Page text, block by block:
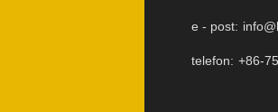
e - post:
telefon: +86-